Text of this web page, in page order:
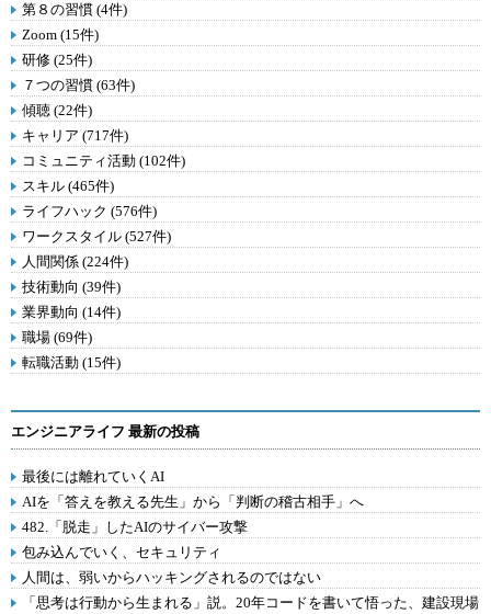
第８の習慣 (4件)
Zoom (15件)
研修 (25件)
７つの習慣 (63件)
傾聴 (22件)
キャリア (717件)
コミュニティ活動 (102件)
スキル (465件)
ライフハック (576件)
ワークスタイル (527件)
人間関係 (224件)
技術動向 (39件)
業界動向 (14件)
職場 (69件)
転職活動 (15件)
エンジニアライフ 最新の投稿
最後には離れていくAI
AIを「答えを教える先生」から「判断の稽古相手」へ
482.「脱走」したAIのサイバー攻撃
包み込んでいく、セキュリティ
人間は、弱いからハッキングされるのではない
「思考は行動から生まれる」説。20年コードを書いて悟った、建設現場